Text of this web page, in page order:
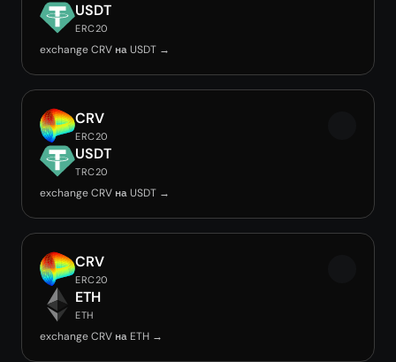
USDT
ERC20
exchange CRV на USDT →
CRV
ERC20
USDT
TRC20
exchange CRV на USDT →
CRV
ERC20
ETH
ETH
exchange CRV на ETH →